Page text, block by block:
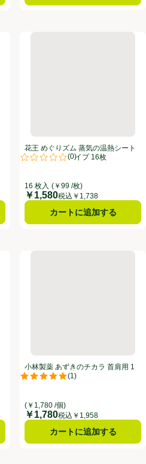
イマスク 無香料 5枚入
点。
花王 めぐりズム 蒸気の温熱
(0)
評価は0件のレビューで5点中0.0
花王 めぐりズム 蒸気の温熱シート
肌に直接貼るタイプ 16枚
16 枚入 (￥99 /枚)
価格
￥1,580税込￥1,738
カートに追加する
イマスク 完熟ゆずの香り 5枚入
点。
小林製薬 あずきのチカラ 首
(1)
評価は1件のレビューで5点中5.0
小林製薬 あずきのチカラ 首肩用 1
個
(￥1,780 /個)
価格
￥1,780税込￥1,958
カートに追加する